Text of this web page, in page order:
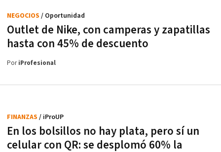
Outlet de Nike, con camperas y zapatillas
hasta con 45% de descuento
NEGOCIOS / Oportunidad
PoriProfesional
En los bolsillos no hay plata, pero sí un
celular con QR: se desplomó 60% la
FINANZAS / iProUP